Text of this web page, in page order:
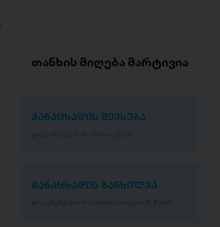
;
თანხის მიღება მარტივია
განაცხადის შევსება
დაგვიზუსტე შენი მონაცემები
განაცხადის განხილვა
დოკუმენტაციის განხილვა ხდება 30 წუთში